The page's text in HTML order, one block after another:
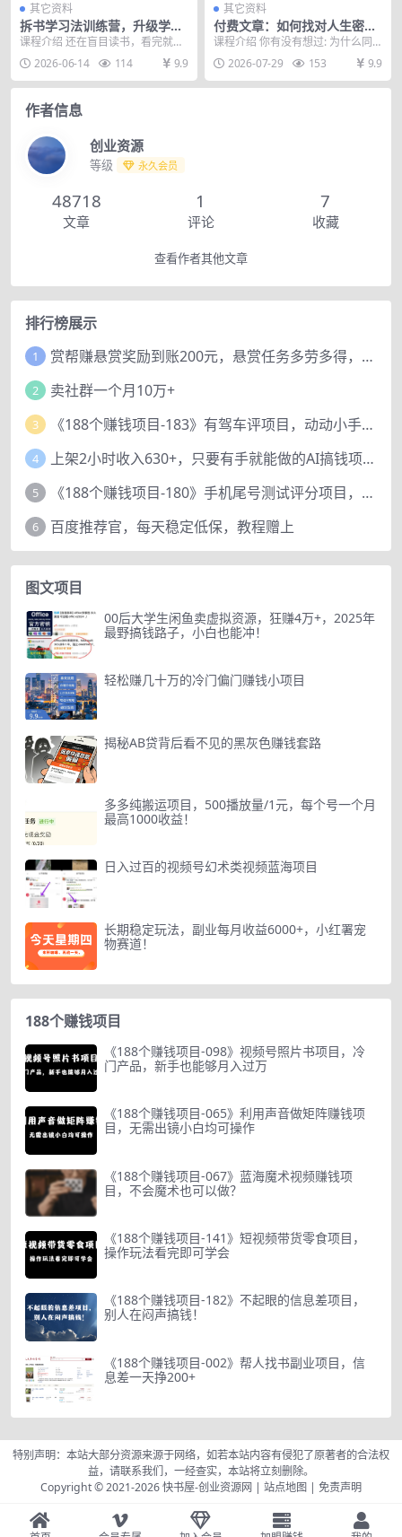
其它资料
拆书学习法训练营，升级学习
能力，构建知识体系，，告别
看完就忘的低效阅读
课程介绍 还在盲目读书，看完就
忘、无法落地，始终搭建不起属于
自己的知识体系？这套...
2026-06-14 114 9.9
其它资料
付费文章：如何找对人生密码
的答案？这一篇让你比90%的
大师还厉害！
课程介绍 你有没有想过: 为什么同
样寒窗十年，有人毕业五年就年入
百万，有人三十岁...
2026-07-29 153 9.9
作者信息
创业资源
等级 永久会员
48718
文章
1
评论
7
收藏
查看作者其他文章
排行榜展示
1 赏帮赚悬赏奖励到账200元，悬赏任务多劳多得，人人可做。
2 卖社群一个月10万+
3 《188个赚钱项目-183》有驾车评项目，动动小手，复制粘贴赚44元！
4 上架2小时收入630+，只要有手就能做的AI搞钱项目，奶奶看完都能学会!
5 《188个赚钱项目-180》手机尾号测试评分项目，短视频直播日赚200+
6 百度推荐官，每天稳定低保，教程赠上
图文项目
00后大学生闲鱼卖虚拟资源，狂赚4万+，2025年
最野搞钱路子，小白也能冲！
轻松赚几十万的冷门偏门赚钱小项目
揭秘AB贷背后看不见的黑灰色赚钱套路
多多纯搬运项目，500播放量/1元，每个号一个月
最高1000收益！
日入过百的视频号幻术类视频蓝海项目
长期稳定玩法，副业每月收益6000+，小红署宠
物赛道！
188个赚钱项目
《188个赚钱项目-098》视频号照片书项目，冷
门产品，新手也能够月入过万
《188个赚钱项目-065》利用声音做矩阵赚钱项
目，无需出镜小白均可操作
《188个赚钱项目-067》蓝海魔术视频赚钱项
目，不会魔术也可以做？
《188个赚钱项目-141》短视频带货零食项目，
操作玩法看完即可学会
《188个赚钱项目-182》不起眼的信息差项目，
别人在闷声搞钱！
《188个赚钱项目-002》帮人找书副业项目，信
息差一天挣200+
特别声明：本站大部分资源来源于网络，如若本站内容有侵犯了原著者的合法权
益，请联系我们，一经查实，本站将立刻删除。
Copyright © 2021-2026快书屋-创业资源网 | 站点地图 | 免责声明